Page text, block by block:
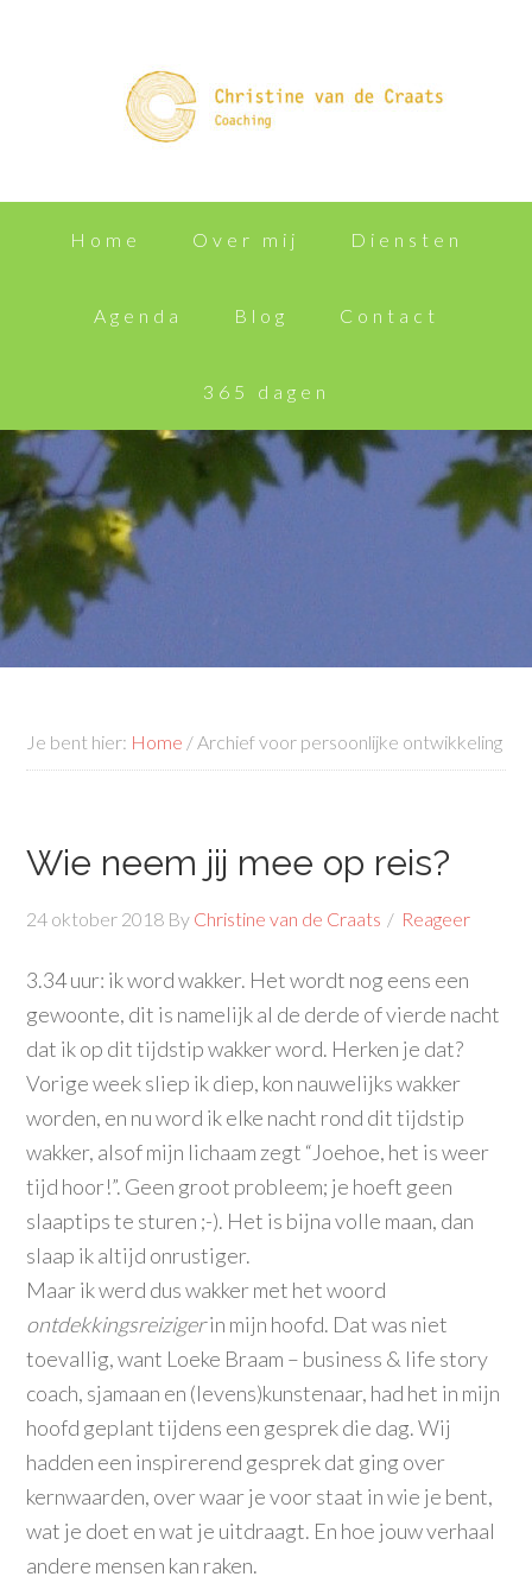
Home Over mij Diensten
Agenda Blog Contact
365 dagen
Je bent hier: Home /Archief voor persoonlijke ontwikkeling
Wie neem jij mee op reis?
24 oktober 2018 By Christine van de Craats Reageer
3.34 uur: ik word wakker. Het wordt nog eens een
gewoonte, dit is namelijk al de derde of vierde nacht
dat ik op dit tijdstip wakker word. Herken je dat?
Vorige week sliep ik diep, kon nauwelijks wakker
worden, en nu word ik elke nacht rond dit tijdstip
wakker, alsof mijn lichaam zegt “Joehoe, het is weer
tijd hoor!”. Geen groot probleem; je hoeft geen
slaaptips te sturen ;-). Het is bijna volle maan, dan
slaap ik altijd onrustiger.
Maar ik werd dus wakker met het woord
ontdekkingsreizigerin mijn hoofd. Dat was niet
toevallig, want Loeke Braam – business & life story
coach, sjamaan en (levens)kunstenaar, had het in mijn
hoofd geplant tijdens een gesprek die dag. Wij
hadden een inspirerend gesprek dat ging over
kernwaarden, over waar je voor staat in wie je bent,
wat je doet en wat je uitdraagt. En hoe jouw verhaal
andere mensen kan raken.